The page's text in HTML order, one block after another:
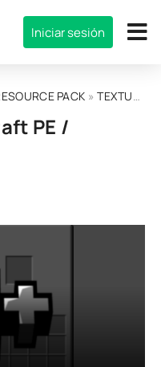
Iniciar sesión
PACK »TEXTURAS
PE /